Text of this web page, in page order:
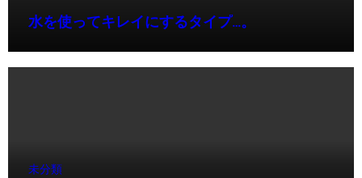
水を使ってキレイにするタイプ…。
未分類